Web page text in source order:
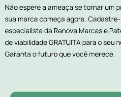
Não espere a ameaça se tornar um
sua marca começa agora.
especialista da Renova Marcas e
de viabilidade GRATUITA para o seu
Garanta o futuro que você merece.